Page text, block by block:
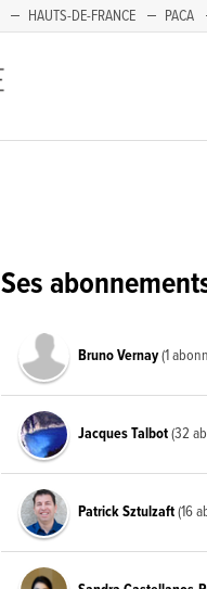
HAUTS-DE-FRANCE PACA
Ses
Bruno Vernay(1
Jacques Talbot(32
Patrick Sztulzaft(16